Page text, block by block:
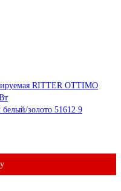
RITTER OTTIMO
золото 51612 9